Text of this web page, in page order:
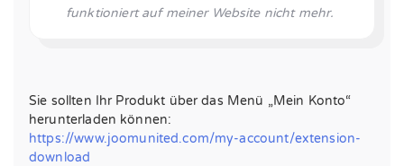
funktioniert auf meiner Website nicht mehr.
Sie sollten Ihr Produkt über das Menü „Mein Konto“
herunterladen können:
https://www.joomunited.com/my-account/extension-
download